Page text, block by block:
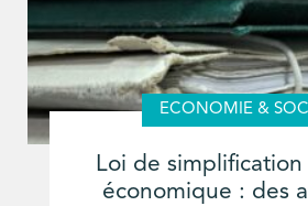
ECONOMIE &
Loi de
économique : des